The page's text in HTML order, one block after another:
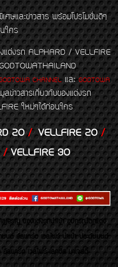
ศษและข่าวสาร พร้อมโปรโมชั่นดีๆ
ใคร
แต่งรถ ALPHARD / VELLFIRE
CHANNELและGODTOWA
ลข่าวสารเกี่ยวกับของแต่งรถ
ใหม่ๆได้ก่อนใคร
20/VELLFIRE 20/
/VELLFIRE 30
ของเเต่งรถนำเข้า อุปกรณ์ตกแต่ง
นต์ อัลพาร์ด เวลไฟร์ นำเข้า ประดับยนต์
อัลพาร์ด เวลไฟร์ เลกซัส มาเจสตี้